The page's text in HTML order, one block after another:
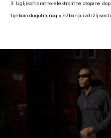
3. Ugljikohidratno-elektrolitne otopine
tijekom dugotrajnog vježbanja